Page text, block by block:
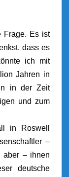
Frage. Es ist
dass es
ich mit
Jahren in
in der Zeit
und zum
in Roswell
–
aber – ihnen
deutsche